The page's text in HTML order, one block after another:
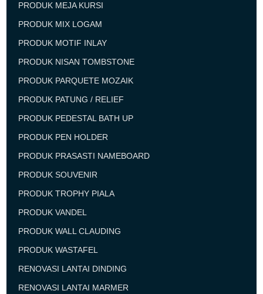
PRODUK MEJA KURSI
PRODUK MIX LOGAM
PRODUK MOTIF INLAY
PRODUK NISAN TOMBSTONE
PRODUK PARQUETE MOZAIK
PRODUK PATUNG / RELIEF
PRODUK PEDESTAL BATH UP
PRODUK PEN HOLDER
PRODUK PRASASTI NAMEBOARD
PRODUK SOUVENIR
PRODUK TROPHY PIALA
PRODUK VANDEL
PRODUK WALL CLAUDING
PRODUK WASTAFEL
RENOVASI LANTAI DINDING
RENOVASI LANTAI MARMER